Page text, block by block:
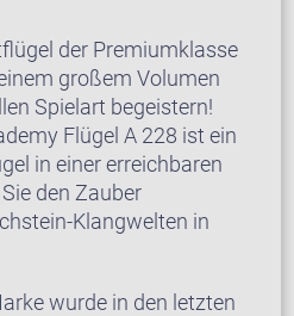
der Premiumklasse
großem Volumen
Spielart begeistern!
Flügel A 228 ist ein
in einer erreichbaren
den Zauber
Klangwelten in
wurde in den letzten